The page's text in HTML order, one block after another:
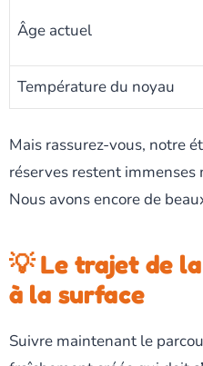
Âge actuel
Température du noyau
Mais rassurez-vous, notre
réserves restent
Nous avons encore de
💡 Le trajet de
à la surface
Suivre maintenant le